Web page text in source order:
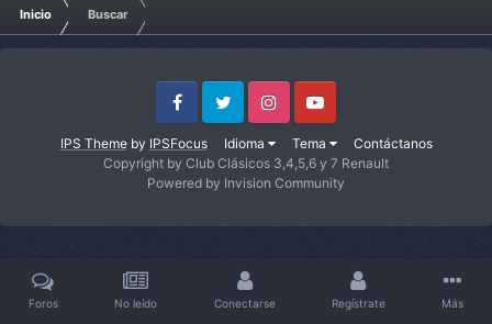
Inicio Buscar
IPS Themeby IPSFocus Idioma Tema Contáctanos
FacebookTwitter InstagramYoutube
Copyright by Club Clásicos 3,4,5,6 y 7 Renault
Powered by Invision Community
Foros No leído Conectarse Regístrate Más